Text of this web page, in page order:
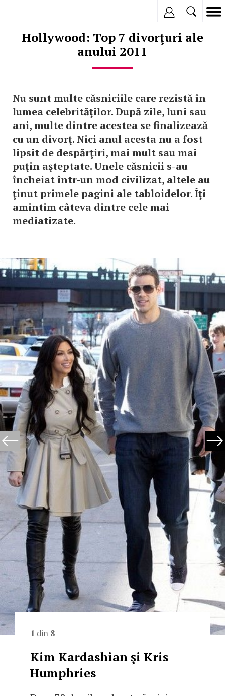
Hollywood: Top 7 divorţuri ale
anului 2011
Nu sunt multe căsniciile care rezistă în
lumea celebrităţilor. După zile, luni sau
ani, multe dintre acestea se finalizează
cu un divorţ. Nici anul acesta nu a fost
lipsit de despărţiri, mai mult sau mai
puţin aşteptate. Unele căsnicii s-au
încheiat într-un mod civilizat, altele au
ţinut primele pagini ale tabloidelor. Îţi
amintim câteva dintre cele mai
mediatizate.
1 din 8
Kim Kardashian şi Kris
Humphries